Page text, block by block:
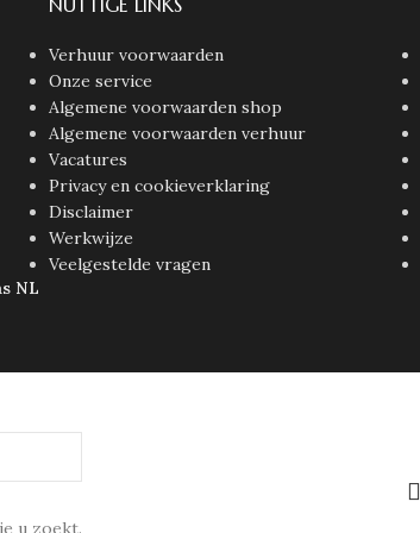
Verhuur voorwaarden
Onze service
Algemene voorwaarden shop
Algemene voorwaarden verhuur
Vacatures
Privacy en cookieverklaring
Disclaimer
Werkwijze
Veelgestelde vragen
NL
u zoekt.